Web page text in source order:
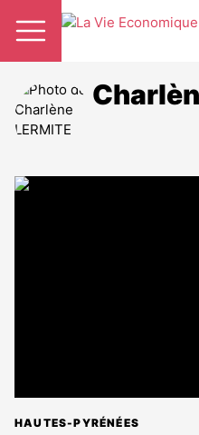
HAUTES-PYRÉNÉES